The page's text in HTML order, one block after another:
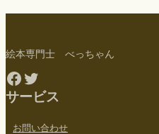
絵本専門士 べっちゃん
Facebook
Twitter
サービス
お問い合わせ